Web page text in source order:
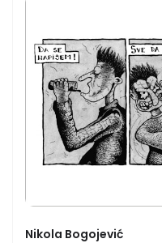
Nikola Bogojević